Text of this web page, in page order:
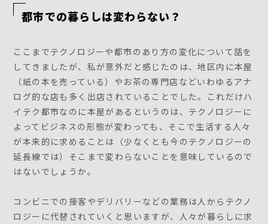
都市での暮らしは変わらない？
ここまでテクノロジーや都市のあり方の変化について話を
してきましたが、私が意外だと感じたのは、地区内に本屋
（紙の本を売っている）やお茶の専門店などいわゆるアナ
ログ的な店も多く出店されていることでした。これだけハ
イテク都市なのに本屋があるというのは、テクノロジーに
よってビジネスの形態が変わっても、そこで生活する人々
が本来的に求めることは（少なくとも今のテクノロジーの
延長線では）そこまで変わらないことを意味しているので
はないでしょうか。
コンビニでの接客やデリバリーなどの業務は人からテクノ
ロジーに代替されていくと思いますが、人々が暮らしに求